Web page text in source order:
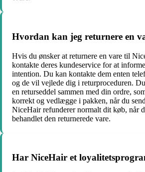
Hvordan kan jeg returnere en
Hvis du ønsker at returnere en vare til
kontakte deres kundeservice for at
intention. Du kan kontakte dem enten
og de vil vejlede dig i returproceduren.
en returseddel sammen med din ordre,
korrekt og vedlægge i pakken, når du
NiceHair refunderer normalt dit køb, når
behandlet den returnerede vare.
Har NiceHair et